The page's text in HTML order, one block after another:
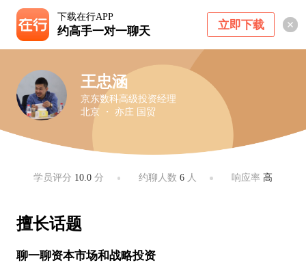
下载在行APP
约高手一对一聊天 立即下载
王忠涵
京东数科高级投资经理
北京 ・ 亦庄 国贸
学员评分 10.0 分 约聊人数 6人 响应率 高
擅长话题
聊一聊资本市场和战略投资